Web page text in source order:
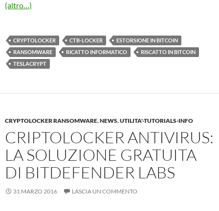
(altro…)
CRYPTOLOCKER CTB-LOCKER
ESTORSIONE IN BITCOIN
RANSOMWARE
RICATTO INFORMATICO
RISCATTO IN BITCOIN
TESLACRYPT
CRYPTOLOCKER RANSOMWARE,NEWS,UTILITA'-TUTORIALS-INFO
CRIPTOLOCKER ANTIVIRUS:
LA SOLUZIONE GRATUITA
DI BITDEFENDER LABS
31 MARZO 2016 LASCIA UN COMMENTO